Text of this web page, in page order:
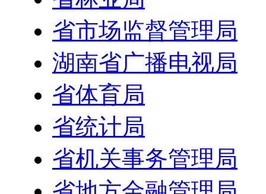
省林业局
省市场监督管理局
湖南省广播电视局
省体育局
省统计局
省机关事务管理局